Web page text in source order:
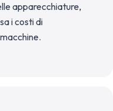
apparecchiature,
i costi di